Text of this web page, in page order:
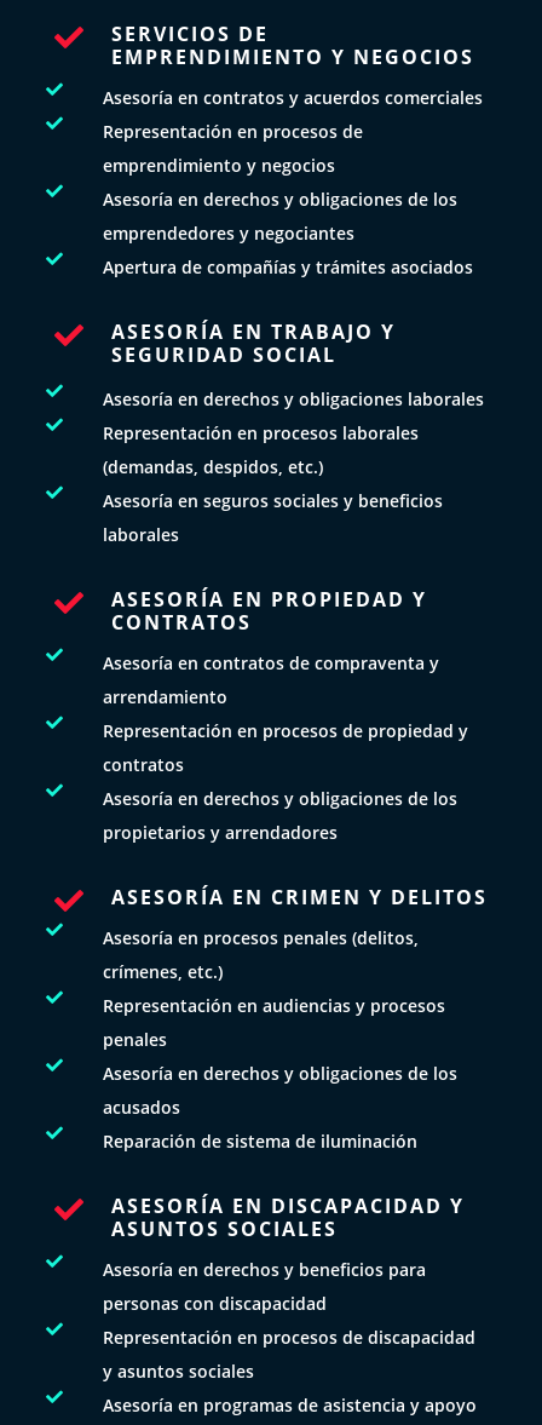

SERVICIOS DE
EMPRENDIMIENTO Y NEGOCIOS
 Asesoría en contratos y acuerdos comerciales

Representación en procesos de
emprendimiento y negocios

Asesoría en derechos y obligaciones de los
emprendedores y negociantes
 Apertura de compañías y trámites asociados

ASESORÍA EN TRABAJO Y
SEGURIDAD SOCIAL
 Asesoría en derechos y obligaciones laborales

Representación en procesos laborales
(demandas, despidos, etc.)

Asesoría en seguros sociales y beneficios
laborales

ASESORÍA EN PROPIEDAD Y
CONTRATOS

Asesoría en contratos de compraventa y
arrendamiento

Representación en procesos de propiedad y
contratos

Asesoría en derechos y obligaciones de los
propietarios y arrendadores
 ASESORÍA EN CRIMEN Y DELITOS

Asesoría en procesos penales (delitos,
crímenes, etc.)

Representación en audiencias y procesos
penales

Asesoría en derechos y obligaciones de los
acusados
 Reparación de sistema de iluminación

ASESORÍA EN DISCAPACIDAD Y
ASUNTOS SOCIALES

Asesoría en derechos y beneficios para
personas con discapacidad

Representación en procesos de discapacidad
y asuntos sociales

Asesoría en programas de asistencia y apoyo